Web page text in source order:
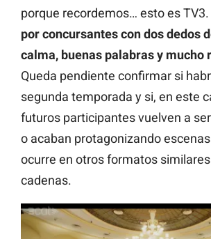
porque recordemos… esto es TV3.
por concursantes con dos dedos
calma, buenas palabras y mucho
Queda pendiente confirmar si
segunda temporada y si, en este
futuros participantes vuelven a
o acaban protagonizando
ocurre en otros formatos
cadenas.